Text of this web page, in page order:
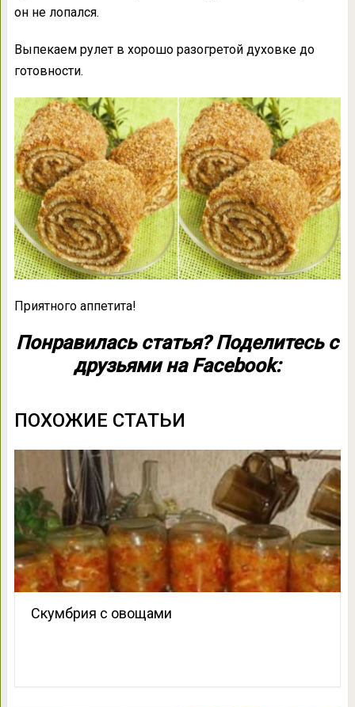
он не лопался.
Выпекаем рулет в хорошо разогретой духовке до
готовности.
Приятного аппетита!
Понравилась статья? Поделитесь с
друзьями на Facebook:
ПОХОЖИЕ СТАТЬИ
Скумбрия с овощами